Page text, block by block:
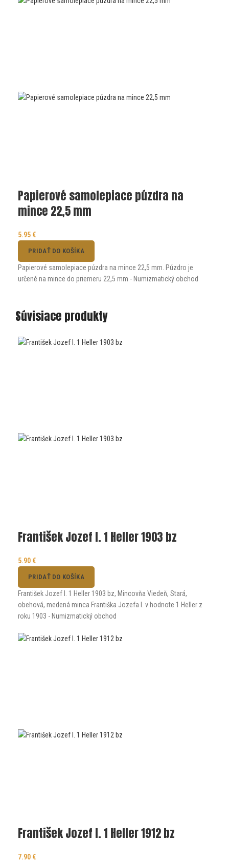
Papierové samolepiace púzdra na
mince 22,5 mm
5.95 €
PRIDAŤ DO KOŠÍKA
Papierové samolepiace púzdra na mince 22,5 mm. Púzdro je
určené na mince do priemeru 22,5 mm - Numizmatický obchod
Súvisiace produkty
František Jozef I. 1 Heller 1903 bz
5.90 €
PRIDAŤ DO KOŠÍKA
František Jozef I. 1 Heller 1903 bz, Mincovňa Viedeň, Stará,
obehová, medená minca Františka Jozefa I. v hodnote 1 Heller z
roku 1903 - Numizmatický obchod
František Jozef I. 1 Heller 1912 bz
7.90 €